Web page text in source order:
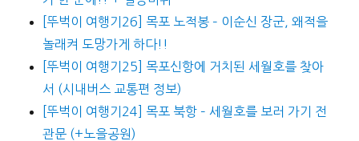
[뚜벅이 여행기26] 목포 노적봉 – 이순신 장군, 왜적을
놀래켜 도망가게 하다!!
[뚜벅이 여행기25] 목포신항에 거치된 세월호를 찾아
서 (시내버스 교통편 정보)
[뚜벅이 여행기24] 목포 북항 – 세월호를 보러 가기 전
관문 (+노을공원)